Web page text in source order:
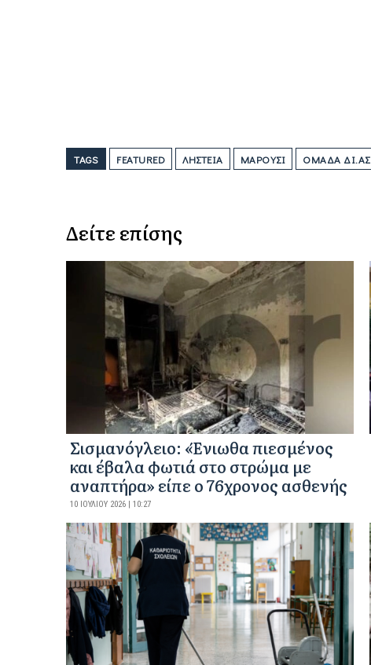
TAGS FEATURED ΛΗΣΤΕΊΑ ΜΑΡΟΎΣΙ ΟΜΆΔΑ ΔΙ.ΑΣ
Δείτε επίσης
Σισμανόγλειο: «Ένιωθα πιεσμένος
και έβαλα φωτιά στο στρώμα με
αναπτήρα» είπε ο 76χρονος ασθενής
10 ΙΟΥΛΊΟΥ 2026 | 10:27